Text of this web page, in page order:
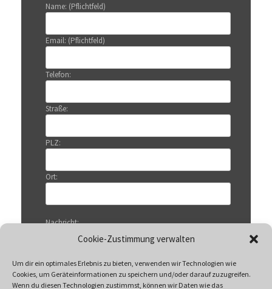
Cookie-Zustimmung verwalten
Um dir ein optimales Erlebnis zu bieten, verwenden wir Technologien wie
Cookies, um Geräteinformationen zu speichern und/oder darauf zuzugreifen.
Wenn du diesen Technologien zustimmst, können wir Daten wie das
Name: (Pflichtfeld)
Email: (Pflichtfeld)
Telefon:
Straße:
PLZ:
Ort:
Nachricht: